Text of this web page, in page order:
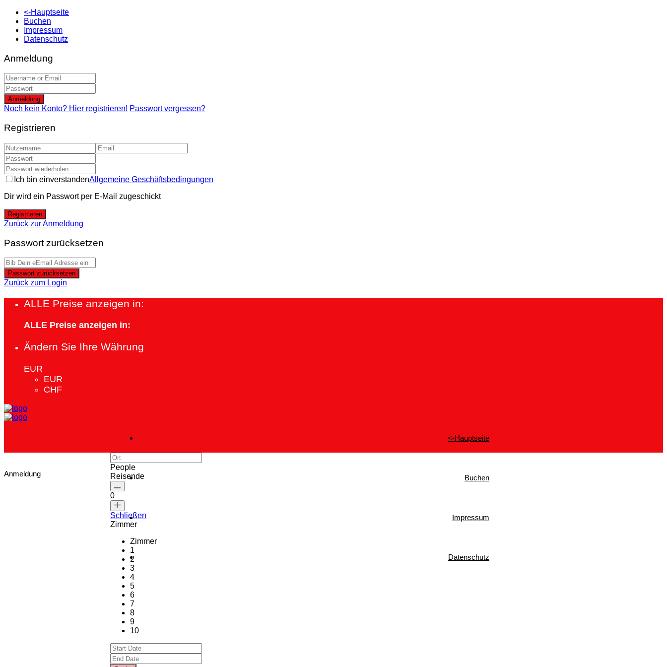
<-Hauptseite
Buchen
Impressum
Datenschutz
Anmeldung
Anmeldung
Noch kein Konto? Hier registrieren! Passwort vergessen?
Registrieren
Ich bin einverstandenAllgemeine Geschäftsbedingungen
Dir wird ein Passwort per E-Mail zugeschickt
Registrieren
Zurück zur Anmeldung
Passwort zurücksetzen
Passwort zurücksetzen
Zurück zum Login
ALLE Preise anzeigen in:
ALLE Preise anzeigen in:
Ändern Sie Ihre Währung
EUR
EUR
CHF
<-Hauptseite
Buchen
Impressum
Datenschutz
Anmeldung
People
Reisende
0
Schließen
Zimmer
Zimmer
1
2
3
4
5
6
7
8
9
10